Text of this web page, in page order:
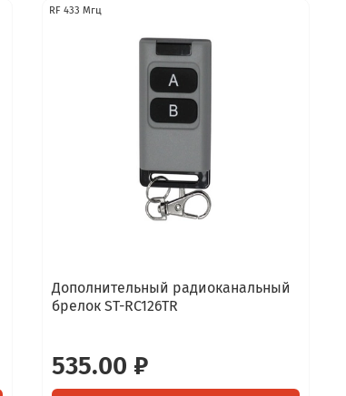
RF 433 Мгц
Дополнительный радиоканальный
брелок ST-RC126TR
535.00 ₽